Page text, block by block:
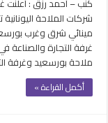
شركات الملاحة
مينائي شرق وغرب
غرفة التجارة والصناعة
ملاحة بورسعيد وغرفة
أكمل القراءة »